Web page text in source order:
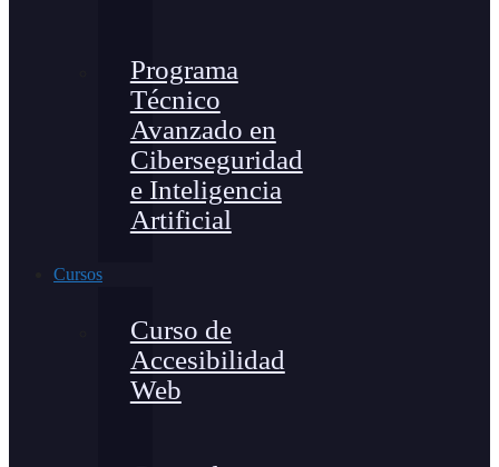
Programa
Técnico
Avanzado en
Ciberseguridad
e Inteligencia
Artificial
Cursos
Curso de
Accesibilidad
Web